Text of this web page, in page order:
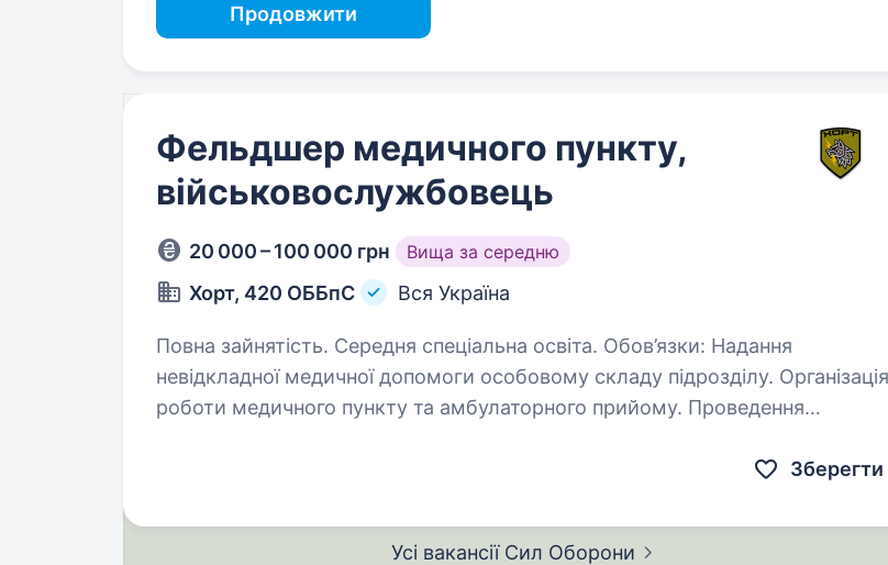
Продовжити
Фельдшер медичного пункту,
військовослужбовець
20 000 – 100 000 грн Вища за середню
Хорт, 420 ОББпС Вся Україна
Повна зайнятість. Середня спеціальна освіта. Обов’язки: Надання
невідкладної медичної допомоги особовому складу підрозділу. Організація
роботи медичного пункту та амбулаторного прийому. Проведення
Зберегти
Усі вакансії Сил Оборони